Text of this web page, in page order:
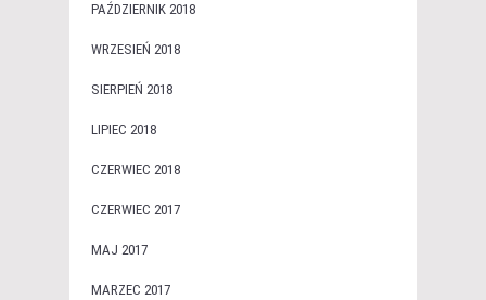
PAŹDZIERNIK 2018
WRZESIEŃ 2018
SIERPIEŃ 2018
LIPIEC 2018
CZERWIEC 2018
CZERWIEC 2017
MAJ 2017
MARZEC 2017